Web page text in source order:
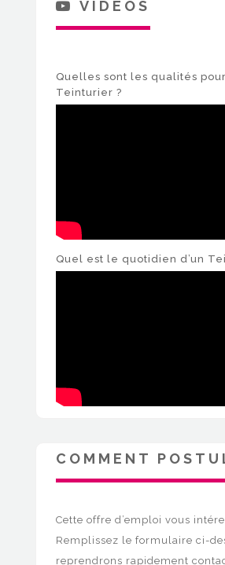
VIDÉOS
Quelles sont les qualités
Teinturier ?
Quel est le quotidien d’un
COMMENT
Cette offre d’emploi vous
Remplissez le formulaire ci-
reprendrons rapidement